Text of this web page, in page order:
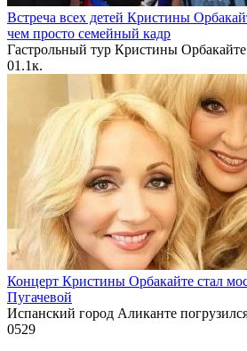
Встреча всех детей Кристины
чем просто семейный кадр
Гастрольный тур Кристины
01.1к.
Концерт Кристины Орбакайте стал
Пугачевой
Испанский город Аликанте
0529